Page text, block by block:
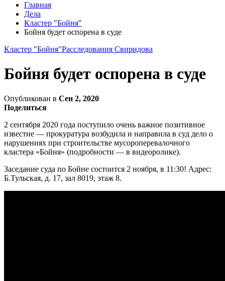
Главная
Дела
Кластер "Бойня"
Бойня будет оспорена в суде
Кластер "Бойня"Расследования Свиридова
Бойня будет оспорена в суде
Опубликован в Сен 2, 2020
Поделиться
2 сентября 2020 года поступило очень важное позитивное
известие — прокуратура возбудила и направила в суд дело о
нарушениях при строительстве мусороперевалочного
кластера «Бойня» (подробности — в видеоролике).
Заседание суда по Бойне состоится 2 ноября, в 11:30! Адрес:
Б.Тульская, д. 17, зал 8019, этаж 8.